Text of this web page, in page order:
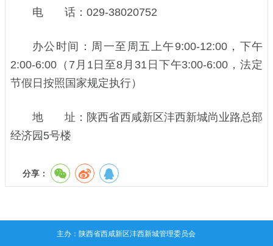
电 话：029-38020752
办公时间：周一至周五上午9:00-12:00，下午
2:00-6:00（7月1日至8月31日下午3:00-6:00，法定
节假日按照国家规定执行）
地 址：陕西省西咸新区沣西新城尚业路总部
经济园5号楼
分享：
主办：陕西省西咸新区沣西新城管理委员会